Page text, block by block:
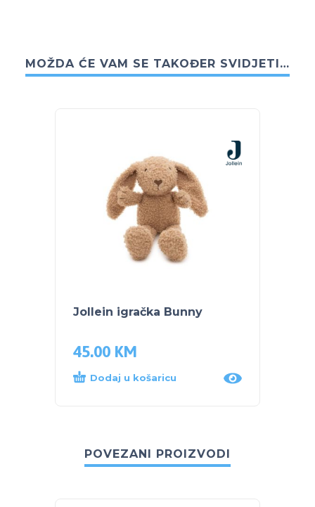
MOŽDA ĆE VAM SE TAKOĐER SVIDJETI…
Jollein igračka Bunny
45.00 KM
Dodaj u košaricu
POVEZANI PROIZVODI